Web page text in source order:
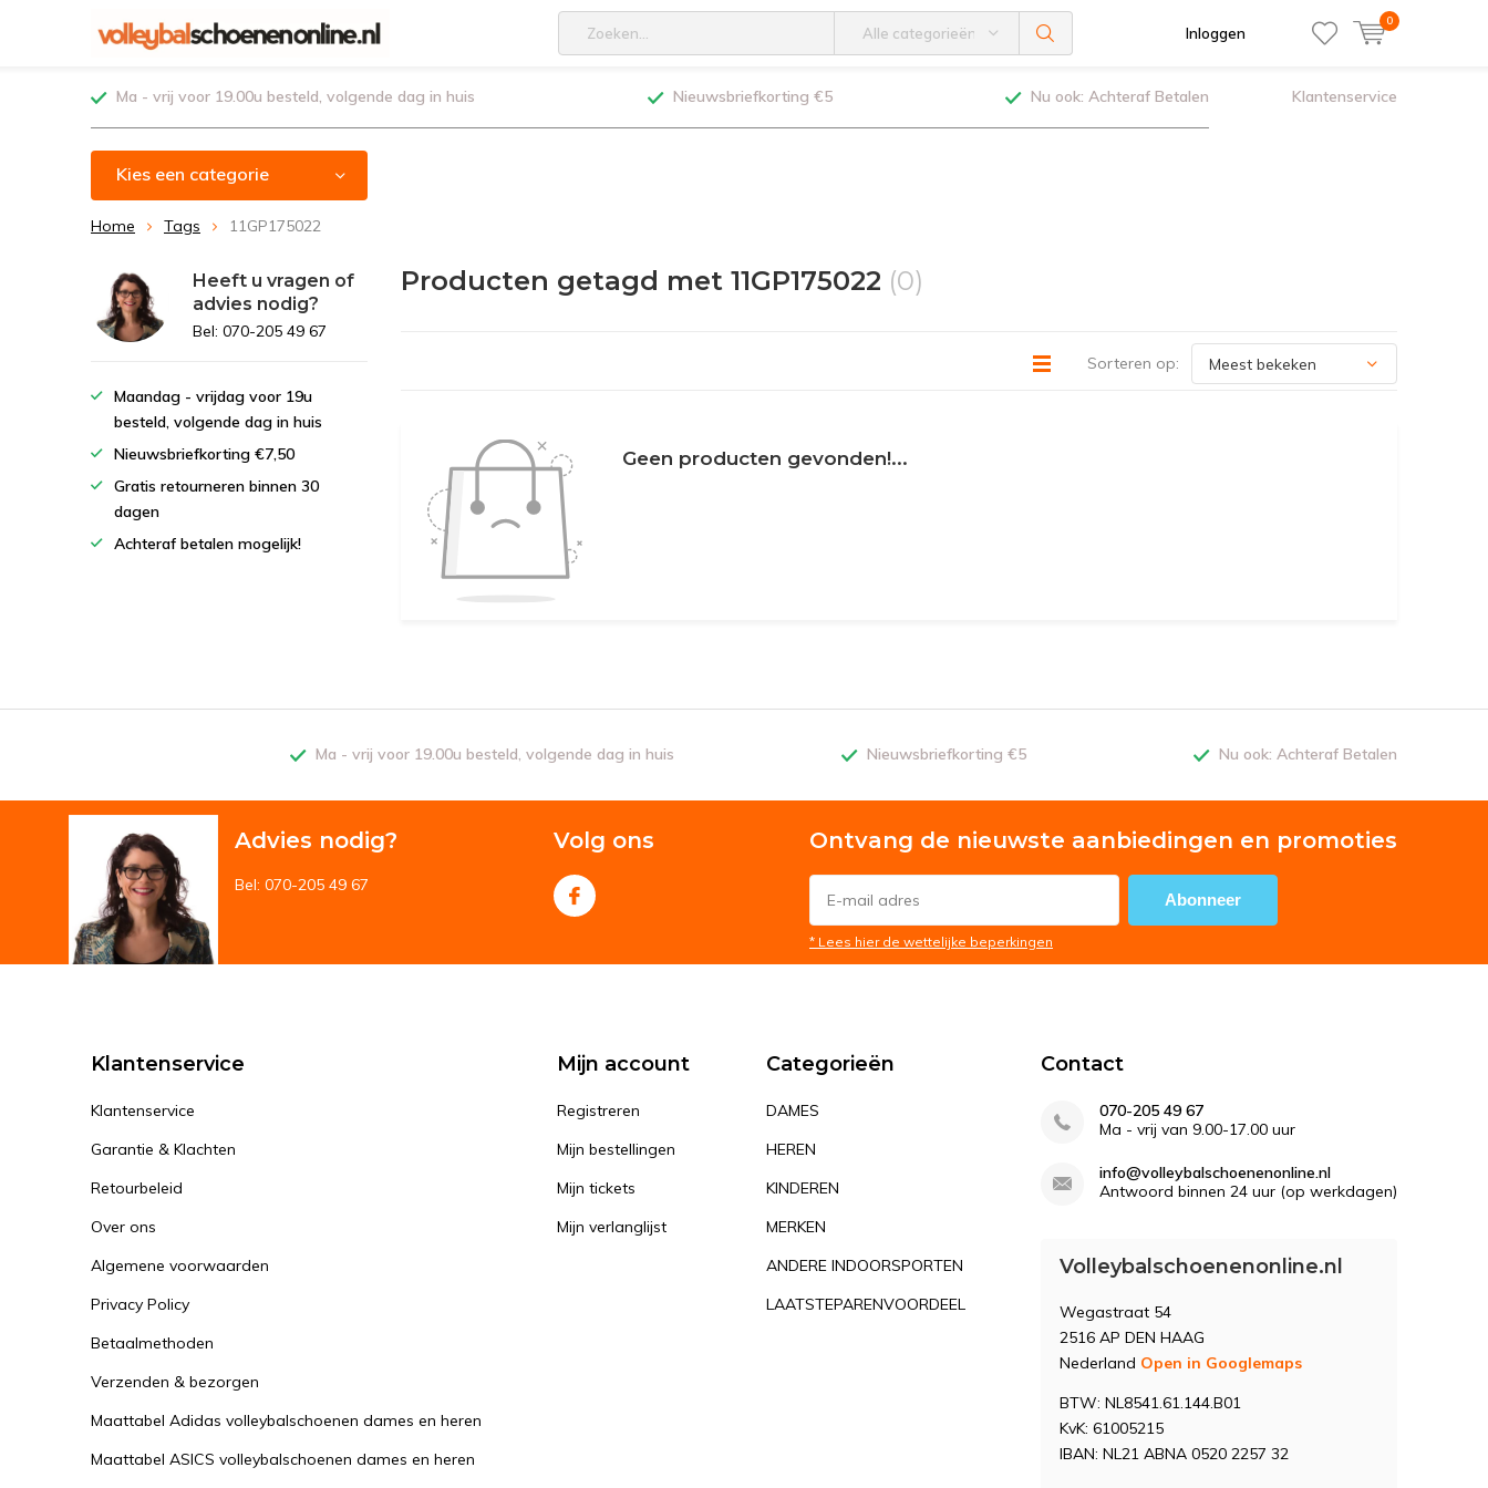
Alle categorieën Inloggen
0
Ma - vrij voor 19.00u besteld, volgende dag in huis Nieuwsbriefkorting €5 Nu ook: Achteraf Betalen Klantenservice
Kies een categorie
Home Tags 11GP175022
Producten getagd met 11GP175022 (0)
Sorteren op:
Geen producten gevonden!...
Heeft u vragen of
advies nodig?
Bel: 070-205 49 67
Maandag - vrijdag voor 19u
besteld, volgende dag in huis
Nieuwsbriefkorting €7,50
Gratis retourneren binnen 30
dagen
Achteraf betalen mogelijk!
Ma - vrij voor 19.00u besteld, volgende dag in huis Nieuwsbriefkorting €5 Nu ook: Achteraf Betalen
Advies nodig?
Bel: 070-205 49 67
Volg ons Ontvang de nieuwste aanbiedingen en promoties
Abonneer
* Lees hier de wettelijke beperkingen
Klantenservice
Klantenservice
Garantie & Klachten
Retourbeleid
Over ons
Algemene voorwaarden
Privacy Policy
Betaalmethoden
Verzenden & bezorgen
Maattabel Adidas volleybalschoenen dames en heren
Maattabel ASICS volleybalschoenen dames en heren
Mijn account
Registreren
Mijn bestellingen
Mijn tickets
Mijn verlanglijst
Categorieën
DAMES
HEREN
KINDEREN
MERKEN
ANDERE INDOORSPORTEN
LAATSTEPARENVOORDEEL
Contact
070-205 49 67
Ma - vrij van 9.00-17.00 uur
info@volleybalschoenenonline.nl
Antwoord binnen 24 uur (op werkdagen)
Volleybalschoenenonline.nl
Wegastraat 54
2516 AP DEN HAAG
Nederland Open in Googlemaps
BTW: NL8541.61.144.B01
KvK: 61005215
IBAN: NL21 ABNA 0520 2257 32